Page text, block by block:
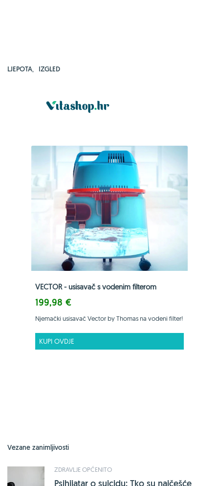
LJEPOTA IZGLED
VECTOR - usisavač s vodenim filterom
199,98 €
Njemački usisavač Vector by Thomas na vodeni filter!
KUPI OVDJE
Vezane zanimljivosti
ZDRAVLJE OPĆENITO
Psihijatar o suicidu: Tko su najčešće